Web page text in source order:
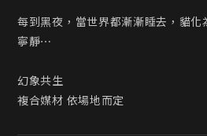
每到黑夜，當世界都漸漸睡去，貓化
寧靜⋯
幻象共生
複合媒材 依場地而定